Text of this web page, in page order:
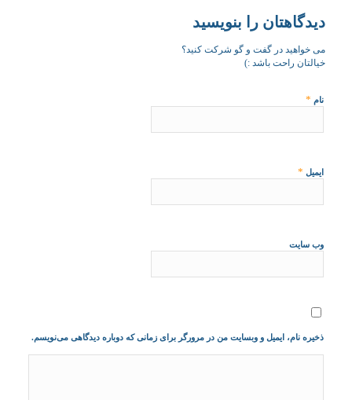
دیدگاهتان را بنویسید
می خواهید در گفت و گو شرکت کنید؟
خیالتان راحت باشد :)
نام *
ایمیل *
وب‌ سایت
ذخیره نام، ایمیل و وبسایت من در مرورگر برای زمانی که دوباره دیدگاهی می‌نویسم.